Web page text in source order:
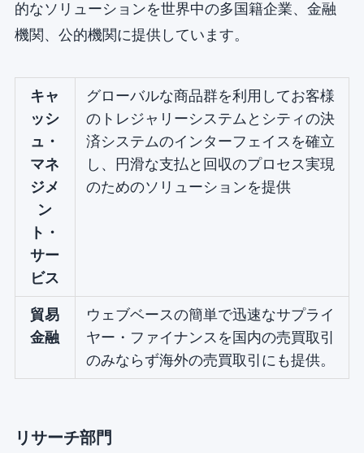
的なソリューションを世界中の多国籍企業、金融
機関、公的機関に提供しています。
キャ
ッシ
ュ・
マネ
ジメ
ン
ト・
サー
ビス
グローバルな商品群を利用してお客様
のトレジャリーシステムとシティの決
済システムのインターフェイスを確立
し、円滑な支払と回収のプロセス実現
のためのソリューションを提供
貿易
金融
ウェブベースの簡単で迅速なサプライ
ヤー・ファイナンスを国内の売買取引
のみならず海外の売買取引にも提供。
リサーチ部門